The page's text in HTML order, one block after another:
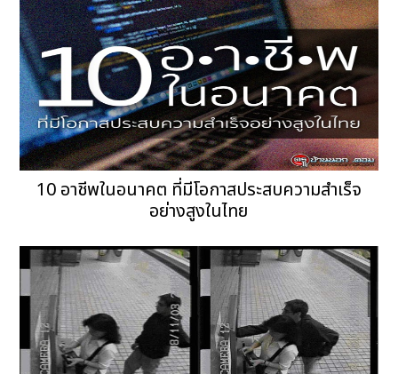
10 อาชีพในอนาคต ที่มีโอกาสประสบความสำเร็จ
อย่างสูงในไทย